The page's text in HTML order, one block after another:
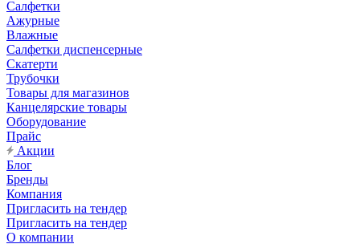
Салфетки
Ажурные
Влажные
Салфетки диспенсерные
Скатерти
Трубочки
Товары для магазинов
Канцелярские товары
Оборудование
Прайс
Акции
Блог
Бренды
Компания
Пригласить на тендер
Пригласить на тендер
О компании